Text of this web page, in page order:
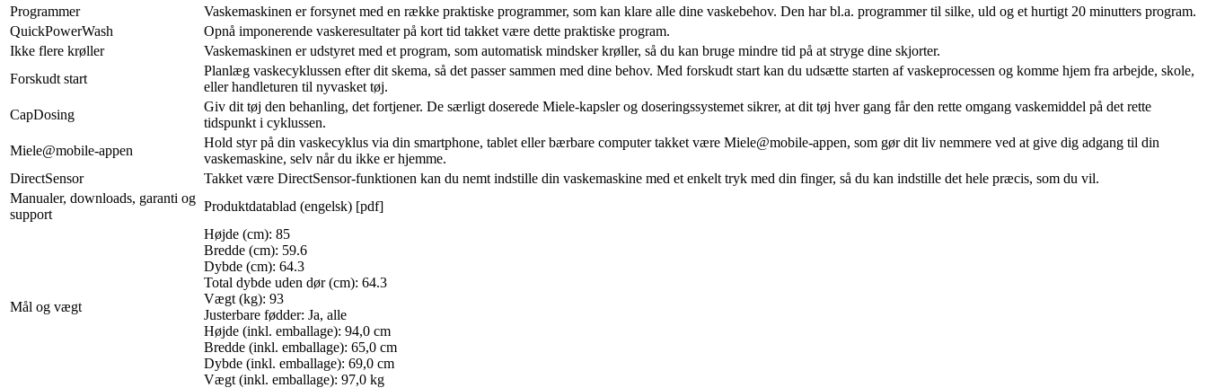
Programmer
Vaskemaskinen er forsynet med en række praktiske programmer, som kan klare alle dine vaskebehov. Den har bl.a. programmer til silke, uld og et hurtigt 20 minutters program.
QuickPowerWash
Opnå imponerende vaskeresultater på kort tid takket være dette praktiske program.
Ikke flere krøller
Vaskemaskinen er udstyret med et program, som automatisk mindsker krøller, så du kan bruge mindre tid på at stryge dine skjorter.
Forskudt start
Planlæg vaskecyklussen efter dit skema, så det passer sammen med dine behov. Med forskudt start kan du udsætte starten af vaskeprocessen og komme hjem fra arbejde, skole,
eller handleturen til nyvasket tøj.
CapDosing
Giv dit tøj den behanling, det fortjener. De særligt doserede Miele-kapsler og doseringssystemet sikrer, at dit tøj hver gang får den rette omgang vaskemiddel på det rette
tidspunkt i cyklussen.
Miele@mobile-appen
Hold styr på din vaskecyklus via din smartphone, tablet eller bærbare computer takket være Miele@mobile-appen, som gør dit liv nemmere ved at give dig adgang til din
vaskemaskine, selv når du ikke er hjemme.
DirectSensor
Takket være DirectSensor-funktionen kan du nemt indstille din vaskemaskine med et enkelt tryk med din finger, så du kan indstille det hele præcis, som du vil.
Manualer, downloads, garanti og
support
Produktdatablad (engelsk) [pdf]
Mål og vægt
Højde (cm): 85
Bredde (cm): 59.6
Dybde (cm): 64.3
Total dybde uden dør (cm): 64.3
Vægt (kg): 93
Justerbare fødder: Ja, alle
Højde (inkl. emballage): 94,0 cm
Bredde (inkl. emballage): 65,0 cm
Dybde (inkl. emballage): 69,0 cm
Vægt (inkl. emballage): 97,0 kg